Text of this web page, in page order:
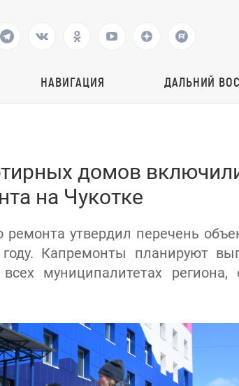
НАВИГАЦИЯ ДАЛЬНИЙ
домов
на Чукотке
утвердил перечень
Капремонты планируют
муниципалитетах